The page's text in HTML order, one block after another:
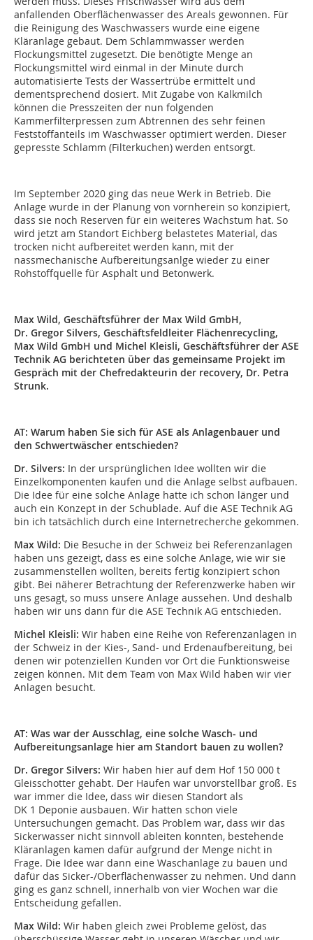
anfallenden Oberflächenwasser des Areals gewonnen. Für
die Reinigung des Waschwassers wurde eine eigene
Kläranlage gebaut. Dem Schlammwasser werden
Flockungsmittel zugesetzt. Die benötigte Menge an
Flockungsmittel wird einmal in der Minute durch
automatisierte Tests der Wassertrübe ermittelt und
dementsprechend dosiert. Mit Zugabe von Kalkmilch
können die Presszeiten der nun folgenden
Kammerfilterpressen zum Abtrennen des sehr feinen
Feststoffanteils im Waschwasser optimiert werden. Dieser
gepresste Schlamm (Filterkuchen) werden entsorgt.
Im September 2020 ging das neue Werk in Betrieb. Die
Anlage wurde in der Planung von vornherein so konzipiert,
dass sie noch Reserven für ein weiteres Wachstum hat. So
wird jetzt am Standort Eichberg belastetes Material, das
trocken nicht aufbereitet werden kann, mit der
nassmechanische Aufbereitungsanlge wieder zu einer
Rohstoffquelle für Asphalt und Betonwerk.
Max Wild, Geschäftsführer der Max Wild GmbH,
Dr. Gregor Silvers, Geschäftsfeldleiter Flächenrecycling,
Max Wild GmbH und Michel Kleisli, Geschäftsführer der ASE
Technik AG berichteten über das gemeinsame Projekt im
Gespräch mit der Chefredakteurin der recovery, Dr. Petra
Strunk.
AT: Warum haben Sie sich für ASE als Anlagenbauer und
den Schwertwäscher entschieden?
Dr. Silvers: In der ursprünglichen Idee wollten wir die
Einzelkomponenten kaufen und die Anlage selbst aufbauen.
Die Idee für eine solche Anlage hatte ich schon länger und
auch ein Konzept in der Schublade. Auf die ASE Technik AG
bin ich tatsächlich durch eine Internetrecherche gekommen.
Max Wild: Die Besuche in der Schweiz bei Referenzanlagen
haben uns gezeigt, dass es eine solche Anlage, wie wir sie
zusammenstellen wollten, bereits fertig konzipiert schon
gibt. Bei näherer Betrachtung der Referenzwerke haben wir
uns gesagt, so muss unsere Anlage aussehen. Und deshalb
haben wir uns dann für die ASE Technik AG entschieden.
Michel Kleisli: Wir haben eine Reihe von Referenzanlagen in
der Schweiz in der Kies-, Sand- und Erdenaufbereitung, bei
denen wir potenziellen Kunden vor Ort die Funktionsweise
zeigen können. Mit dem Team von Max Wild haben wir vier
Anlagen besucht.
AT: Was war der Ausschlag, eine solche Wasch- und
Aufbereitungsanlage hier am Standort bauen zu wollen?
Dr. Gregor Silvers: Wir haben hier auf dem Hof 150 000 t
Gleisschotter gehabt. Der Haufen war unvorstellbar groß. Es
war immer die Idee, dass wir diesen Standort als
DK 1 Deponie ausbauen. Wir hatten schon viele
Untersuchungen gemacht. Das Problem war, dass wir das
Sickerwasser nicht sinnvoll ableiten konnten, bestehende
Kläranlagen kamen dafür aufgrund der Menge nicht in
Frage. Die Idee war dann eine Waschanlage zu bauen und
dafür das Sicker-/Oberflächenwasser zu nehmen. Und dann
ging es ganz schnell, innerhalb von vier Wochen war die
Entscheidung gefallen.
Max Wild: Wir haben gleich zwei Probleme gelöst, das